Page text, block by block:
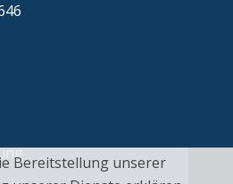
Bereitstellung unserer